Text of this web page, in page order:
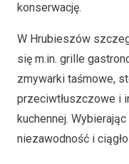
konserwację.
W Hrubieszów
się m.in. grille
zmywarki taśmowe,
przeciwtłuszczowe i
kuchennej.
niezawodność i